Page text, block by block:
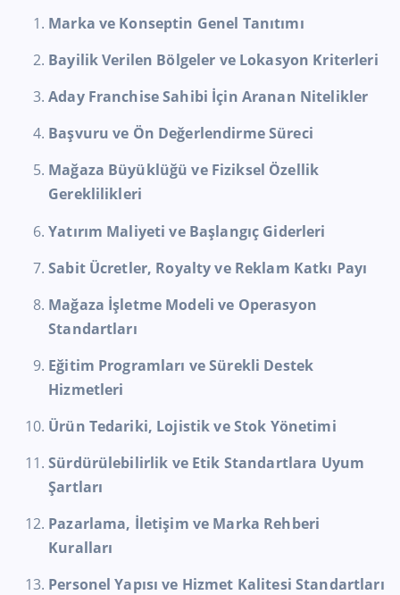
Marka ve Konseptin Genel Tanıtımı
Bayilik Verilen Bölgeler ve Lokasyon Kriterleri
Aday Franchise Sahibi İçin Aranan Nitelikler
Başvuru ve Ön Değerlendirme Süreci
Mağaza Büyüklüğü ve Fiziksel Özellik
Gereklilikleri
Yatırım Maliyeti ve Başlangıç Giderleri
Sabit Ücretler, Royalty ve Reklam Katkı Payı
Mağaza İşletme Modeli ve Operasyon
Standartları
Eğitim Programları ve Sürekli Destek
Hizmetleri
Ürün Tedariki, Lojistik ve Stok Yönetimi
Sürdürülebilirlik ve Etik Standartlara Uyum
Şartları
Pazarlama, İletişim ve Marka Rehberi
Kuralları
Personel Yapısı ve Hizmet Kalitesi Standartları